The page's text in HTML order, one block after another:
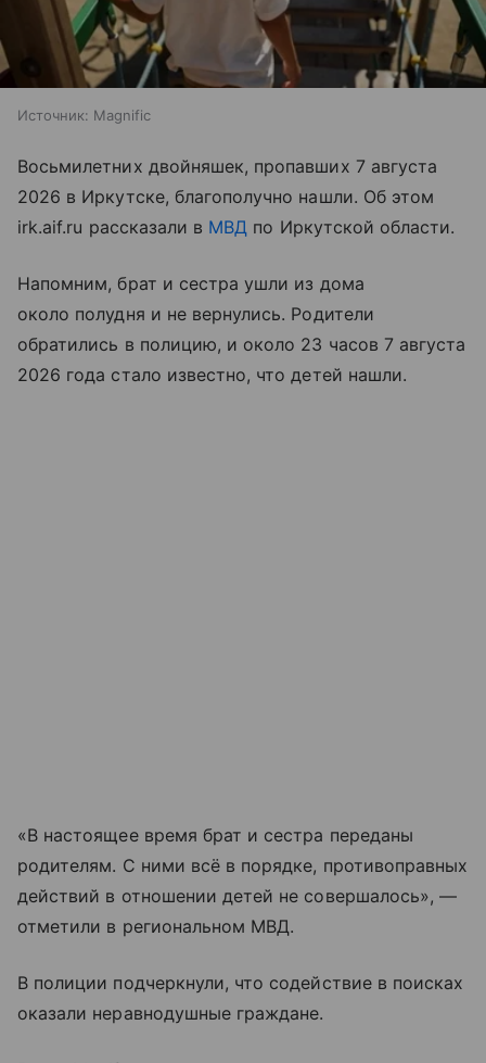
Источник: Magnific
Восьмилетних двойняшек, пропавших 7 августа
2026 в Иркутске, благополучно нашли. Об этом
irk.aif.ru рассказали в МВД по Иркутской области.
Напомним, брат и сестра ушли из дома
около полудня и не вернулись. Родители
обратились в полицию, и около 23 часов 7 августа
2026 года стало известно, что детей нашли.
«В настоящее время брат и сестра переданы
родителям. С ними всё в порядке, противоправных
действий в отношении детей не совершалось», —
отметили в региональном МВД.
В полиции подчеркнули, что содействие в поисках
оказали неравнодушные граждане.